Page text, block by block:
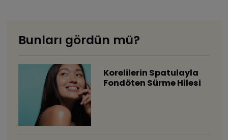
Bunları gördün mü?
Korelilerin Spatulayla
Fondöten Sürme Hilesi